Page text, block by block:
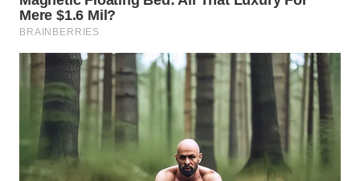
WN
MADURA
WN
SURABAYA
NATUNA